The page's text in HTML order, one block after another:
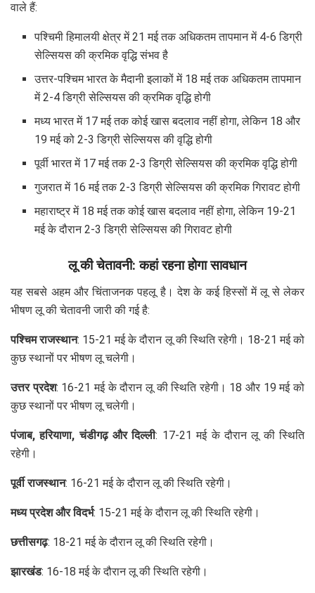
वाले हैं:
पश्चिमी हिमालयी क्षेत्र में 21 मई तक अधिकतम तापमान में 4-6 डिग्री
सेल्सियस की क्रमिक वृद्धि संभव है
उत्तर-पश्चिम भारत के मैदानी इलाकों में 18 मई तक अधिकतम तापमान
में 2-4 डिग्री सेल्सियस की क्रमिक वृद्धि होगी
मध्य भारत में 17 मई तक कोई खास बदलाव नहीं होगा, लेकिन 18 और
19 मई को 2-3 डिग्री सेल्सियस की वृद्धि होगी
पूर्वी भारत में 17 मई तक 2-3 डिग्री सेल्सियस की क्रमिक वृद्धि होगी
गुजरात में 16 मई तक 2-3 डिग्री सेल्सियस की क्रमिक गिरावट होगी
महाराष्ट्र में 18 मई तक कोई खास बदलाव नहीं होगा, लेकिन 19-21
मई के दौरान 2-3 डिग्री सेल्सियस की गिरावट होगी
लू की चेतावनी: कहां रहना होगा सावधान
यह सबसे अहम और चिंताजनक पहलू है। देश के कई हिस्सों में लू से लेकर
भीषण लू की चेतावनी जारी की गई है:
पश्चिम राजस्थान: 15-21 मई के दौरान लू की स्थिति रहेगी। 18-21 मई को
कुछ स्थानों पर भीषण लू चलेगी।
उत्तर प्रदेश: 16-21 मई के दौरान लू की स्थिति रहेगी। 18 और 19 मई को
कुछ स्थानों पर भीषण लू चलेगी।
पंजाब, हरियाणा, चंडीगढ़ और दिल्ली: 17-21 मई के दौरान लू की स्थिति
रहेगी।
पूर्वी राजस्थान: 16-21 मई के दौरान लू की स्थिति रहेगी।
मध्य प्रदेश और विदर्भ: 15-21 मई के दौरान लू की स्थिति रहेगी।
छत्तीसगढ़: 18-21 मई के दौरान लू की स्थिति रहेगी।
झारखंड: 16-18 मई के दौरान लू की स्थिति रहेगी।